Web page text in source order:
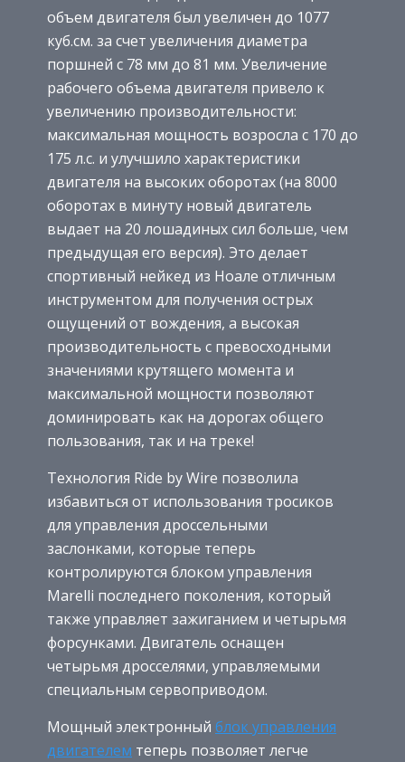
объем двигателя был увеличен до 1077
куб.см. за счет увеличения диаметра
поршней с 78 мм до 81 мм. Увеличение
рабочего объема двигателя привело к
увеличению производительности:
максимальная мощность возросла с 170 до
175 л.с. и улучшило характеристики
двигателя на высоких оборотах (на 8000
оборотах в минуту новый двигатель
выдает на 20 лошадиных сил больше, чем
предыдущая его версия). Это делает
спортивный нейкед из Ноале отличным
инструментом для получения острых
ощущений от вождения, а высокая
производительность с превосходными
значениями крутящего момента и
максимальной мощности позволяют
доминировать как на дорогах общего
пользования, так и на треке!
Технология Ride by Wire позволила
избавиться от использования тросиков
для управления дроссельными
заслонками, которые теперь
контролируются блоком управления
Marelli последнего поколения, который
также управляет зажиганием и четырьмя
форсунками. Двигатель оснащен
четырьмя дросселями, управляемыми
специальным сервоприводом.
Мощный электронный блок управления
двигателем теперь позволяет легче